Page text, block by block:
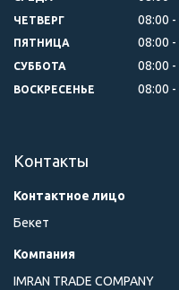
ЧЕТВЕРГ 08:00
ПЯТНИЦА 08:00
СУББОТА 08:00
ВОСКРЕСЕНЬЕ 08:00
Контакты
Бекет
IMRAN TRADE COMPANY